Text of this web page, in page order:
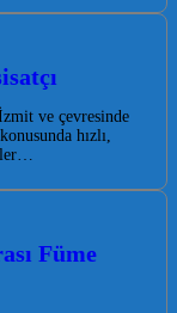
ve çevresinde
hızlı,
Füme